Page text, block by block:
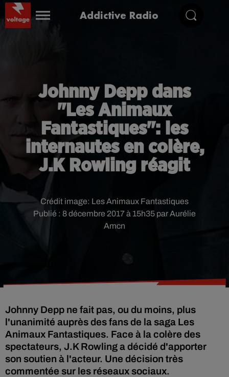
Addictive Radio
Johnny Depp dans
"Les Animaux
Fantastiques": les
internautes en colère,
J.K Rowling réagit
Publié : 8 décembre 2017 à 15h35 par Aurélie
Amcn
Crédit image: Les Animaux Fantastiques
Johnny Depp ne fait pas, ou du moins, plus
l'unanimité auprès des fans de la saga Les
Animaux Fantastiques. Face à la colère des
spectateurs, J.K Rowling a décidé d'apporter
son soutien à l'acteur. Une décision très
commentée sur les réseaux sociaux.